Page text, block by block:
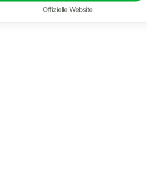
Offizielle Website